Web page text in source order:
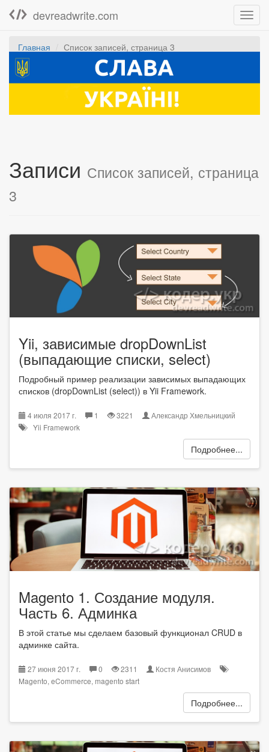
devreadwrite.com
Главная Список записей, страница 3
Записи Список записей, страница
3
Yii, зависимые dropDownList
(выпадающие списки, select)
Подробный пример реализации зависимых выпадающих
списков (dropDownList (select)) в Yii Framework.
4 июля 2017 г. 1 3221
Александр Хмельницкий
Yii Framework
Подробнее...
Magento 1. Создание модуля.
Часть 6. Админка
В этой статье мы сделаем базовый функционал CRUD в
админке сайта.
27 июня 2017 г. 0 2311
Костя Анисимов
Magento, eCommerce, magento start
Подробнее...